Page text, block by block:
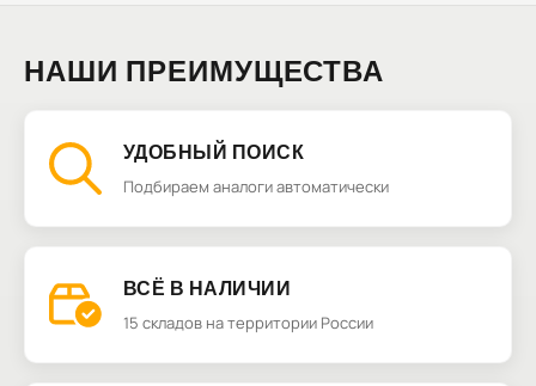
НАШИ ПРЕИМУЩЕСТВА
УДОБНЫЙ ПОИСК
Подбираем аналоги автоматически
ВСЁ В НАЛИЧИИ
15 складов на территории России